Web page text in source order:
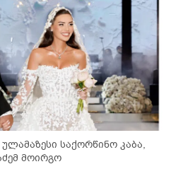
მოირგო